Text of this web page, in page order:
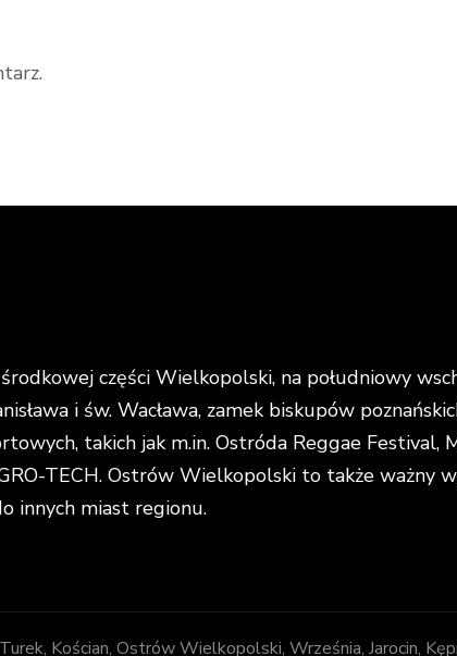
części Wielkopolski, na południowy
i św. Wacława, zamek biskupów
takich jak m.in. Ostróda Reggae
TECH. Ostrów Wielkopolski to także ważny
innych miast regionu.
Kościan, Ostrów Wielkopolski, Września, Jarocin,